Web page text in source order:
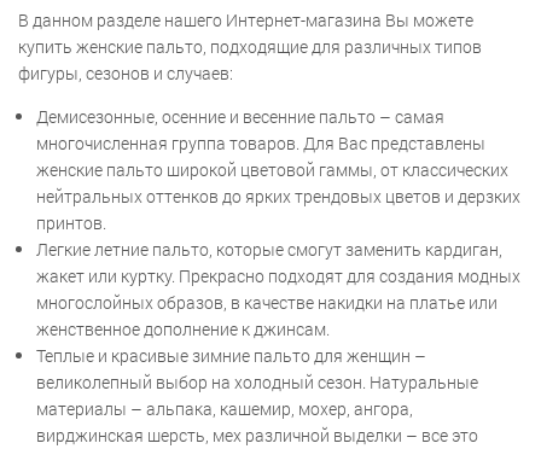
В данном разделе нашего Интернет-магазина Вы можете
купить женские пальто, подходящие для различных типов
фигуры, сезонов и случаев:
Демисезонные, осенние и весенние пальто – самая
многочисленная группа товаров. Для Вас представлены
женские пальто широкой цветовой гаммы, от классических
нейтральных оттенков до ярких трендовых цветов и дерзких
принтов.
Легкие летние пальто, которые смогут заменить кардиган,
жакет или куртку. Прекрасно подходят для создания модных
многослойных образов, в качестве накидки на платье или
женственное дополнение к джинсам.
Теплые и красивые зимние пальто для женщин –
великолепный выбор на холодный сезон. Натуральные
материалы – альпака, кашемир, мохер, ангора,
вирджинская шерсть, мех различной выделки – все это